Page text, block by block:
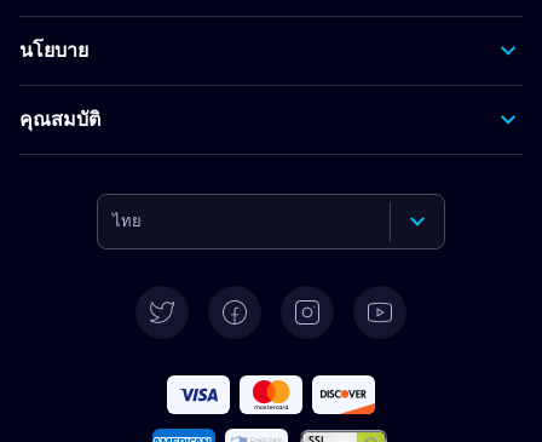
นโยบาย
คุณสมบัติ
ไทย
Deutsch
Español